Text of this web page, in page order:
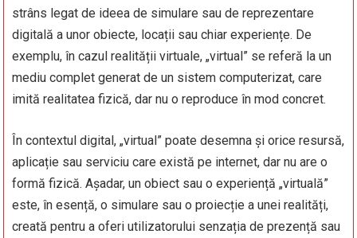
strâns legat de ideea de simulare sau de reprezentare
digitală a unor obiecte, locații sau chiar experiențe. De
exemplu, în cazul realității virtuale, „virtual” se referă la un
mediu complet generat de un sistem computerizat, care
imită realitatea fizică, dar nu o reproduce în mod concret.
În contextul digital, „virtual” poate desemna și orice resursă,
aplicație sau serviciu care există pe internet, dar nu are o
formă fizică. Așadar, un obiect sau o experiență „virtuală”
este, în esență, o simulare sau o proiecție a unei realități,
creată pentru a oferi utilizatorului senzația de prezență sau